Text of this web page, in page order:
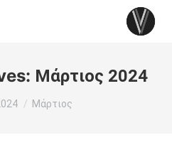
Μάρτιος 2024
Μάρτιος